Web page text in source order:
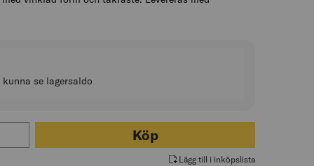
kunna se lagersaldo
DUSCHDRAPERISTÅNG 90X90CM SILVER (1)
Köp
Lägg till i inköpslista